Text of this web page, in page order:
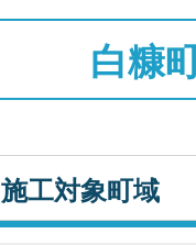
白糠
施工対象町域